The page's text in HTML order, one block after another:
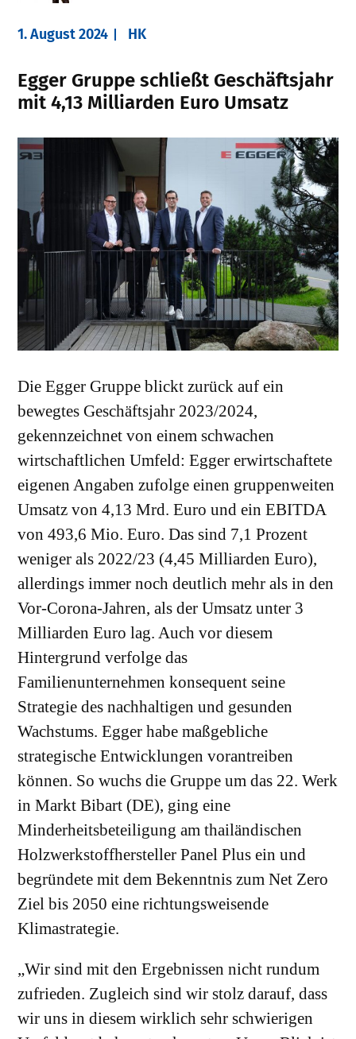
1. August 2024 HK
Egger Gruppe schließt Geschäftsjahr
mit 4,13 Milliarden Euro Umsatz
Die Egger Gruppe blickt zurück auf ein
bewegtes Geschäftsjahr 2023/2024,
gekennzeichnet von einem schwachen
wirtschaftlichen Umfeld: Egger erwirtschaftete
eigenen Angaben zufolge einen gruppenweiten
Umsatz von 4,13 Mrd. Euro und ein EBITDA
von 493,6 Mio. Euro. Das sind 7,1 Prozent
weniger als 2022/23 (4,45 Milliarden Euro),
allerdings immer noch deutlich mehr als in den
Vor-Corona-Jahren, als der Umsatz unter 3
Milliarden Euro lag. Auch vor diesem
Hintergrund verfolge das
Familienunternehmen konsequent seine
Strategie des nachhaltigen und gesunden
Wachstums. Egger habe maßgebliche
strategische Entwicklungen vorantreiben
können. So wuchs die Gruppe um das 22. Werk
in Markt Bibart (DE), ging eine
Minderheitsbeteiligung am thailändischen
Holzwerkstoffhersteller Panel Plus ein und
begründete mit dem Bekenntnis zum Net Zero
Ziel bis 2050 eine richtungsweisende
Klimastrategie.
„Wir sind mit den Ergebnissen nicht rundum
zufrieden. Zugleich sind wir stolz darauf, dass
wir uns in diesem wirklich sehr schwierigen